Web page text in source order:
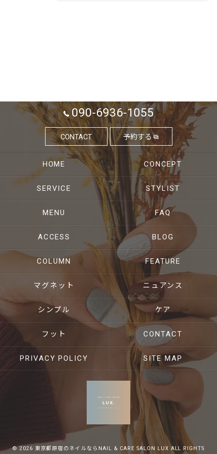
090-6936-1055
CONTACT 予約する
HOME CONCEPT
SERVICE STYLIST
MENU FAQ
ACCESS BLOG
COLUMN FEATURE
マグネット ニュアンス
シンプル ケア
フット CONTACT
PRIVACY POLICY SITE MAP
© 2026 東京都原宿のネイルならNAIL & CARE SALON LUX ALL RIGHTS